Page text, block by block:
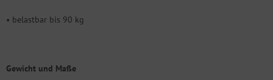
• belastbar bis 90 kg
Gewicht und Maße